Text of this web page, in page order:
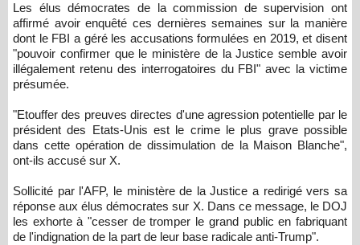
Les élus démocrates de la commission de supervision ont
affirmé avoir enquêté ces dernières semaines sur la manière
dont le FBI a géré les accusations formulées en 2019, et disent
"pouvoir confirmer que le ministère de la Justice semble avoir
illégalement retenu des interrogatoires du FBI" avec la victime
présumée.
"Etouffer des preuves directes d'une agression potentielle par le
président des Etats-Unis est le crime le plus grave possible
dans cette opération de dissimulation de la Maison Blanche",
ont-ils accusé sur X.
Sollicité par l'AFP, le ministère de la Justice a redirigé vers sa
réponse aux élus démocrates sur X. Dans ce message, le DOJ
les exhorte à "cesser de tromper le grand public en fabriquant
de l'indignation de la part de leur base radicale anti-Trump".